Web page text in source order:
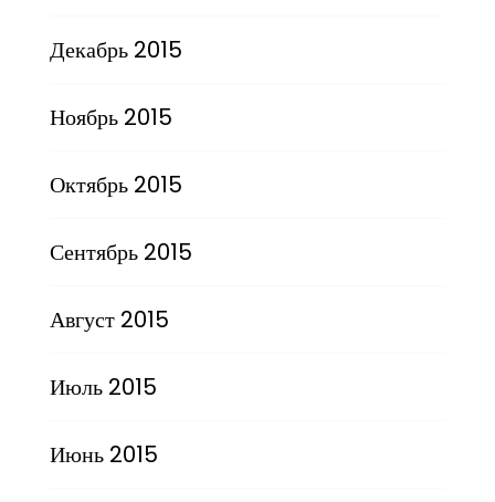
Декабрь 2015
Ноябрь 2015
Октябрь 2015
Сентябрь 2015
Август 2015
Июль 2015
Июнь 2015